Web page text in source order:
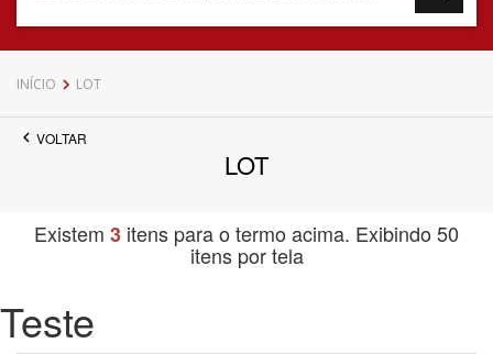
Data do Documento
INÍCIO LOT
VOLTAR
LOT
Existem 3 itens para o termo acima. Exibindo 50
itens por tela
Teste